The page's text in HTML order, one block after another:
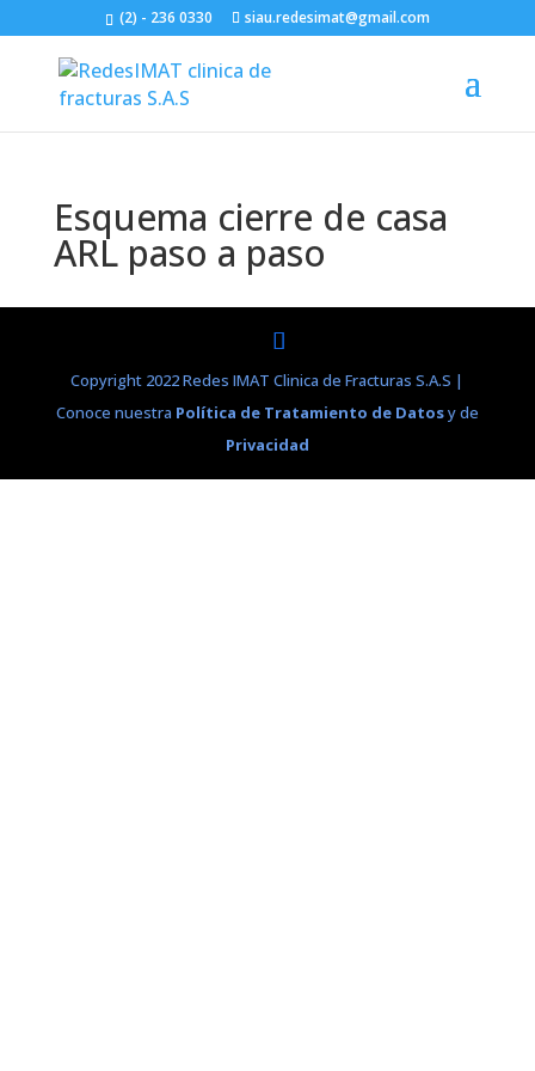
(2) - 236 0330 siau.redesimat@gmail.com
Esquema cierre de casa
ARL paso a paso
Copyright 2022 Redes IMAT Clinica de Fracturas S.A.S |
Conoce nuestra Política de Tratamiento de Datosy de
Privacidad